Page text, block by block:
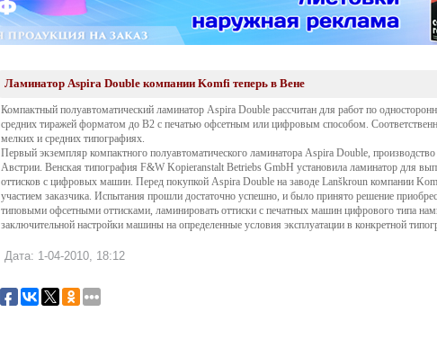
Ламинатор Aspira Double компании Komfi теперь в Вене
Компактный полуавтоматический ламинатор Aspira Double рассчитан для работ по
средних тиражей форматом до В2 с печатью офсетным или цифровым способом.
мелких и средних типографиях.
Первый экземпляр компактного полуавтоматического ламинатора Aspira Double,
Австрии. Венская типография F&W Kopieranstalt Betriebs GmbH установила ламинатор для
оттисков с цифровых машин. Перед покупкой Aspira Double на заводе Lanškroun компании
участием заказчика. Испытания прошли достаточно успешно, и было принято решение
типовыми офсетными оттисками, ламинировать оттиски с печатных машин цифрового типа
заключительной настройки машины на определенные условия эксплуатации в конкретной
Дата: 1-04-2010, 18:12